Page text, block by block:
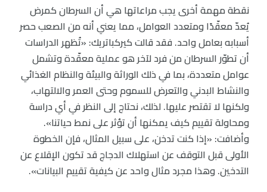
نقطة مهمة أخرى يجب مراعاتها هي أن السرطان كمرض
يُعدّ معقّدًا ومتعدد العوامل، مما يعني أنه من الصعب حصر
أسبابه بعامل واحد. فقد قالت كيركباتريك: «تُظهر الدراسات
أن تطوّر السرطان من فرد لآخر هو عملية معقّدة وتشمل
عوامل متعددة، بما في ذلك الوراثة والبيئة والنظام الغذائي
والنشاط البدني والتعرض للسموم وحتى العمر والالتهاب،
ولكنها لا تقتصر عليها. لذلك، نحتاج إلى النظر في أي دراسة
ومحاولة تقييم كيف يمكنها أن تؤثر على نمط حياتنا».
وأضافت: «إذا كنت تدخن، على سبيل المثال، فإن الخطوة
الأولى قبل التوقف عن استهلاك الدجاج قد تكون الإقلاع عن
التدخين. وهذا مجرد مثال واحد عن كيفية تقييم البيانات».